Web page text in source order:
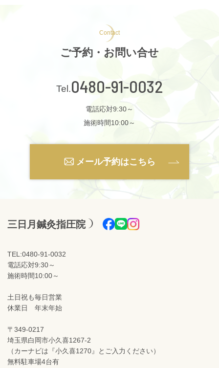
Contact
ご予約・お問い合せ
0480-91-0032
電話応対9:30～
施術時間10:00～
メール予約はこちら
三日月鍼灸指圧院
TEL:0480-91-0032
電話応対9:30～
施術時間10:00～
土日祝も毎日営業
休業日 年末年始
〒349-0217
埼玉県白岡市小久喜1267-2
（カーナビは『小久喜1270』とご入力ください）
無料駐車場4台有